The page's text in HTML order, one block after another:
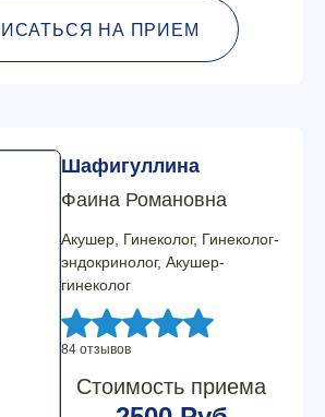
НА ПРИЕМ
Шафигуллина
Фаина Романовна
Акушер, Гинеколог, Гинеколог-
эндокринолог, Акушер-
гинеколог
84 отзывов
Стоимость приема